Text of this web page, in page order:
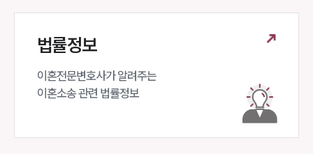
법률정보
이혼전문변호사가 알려주는
이혼소송 관련 법률정보